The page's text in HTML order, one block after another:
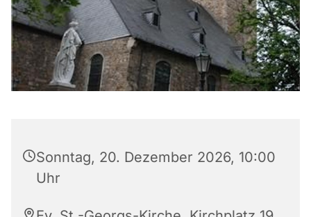
Sonntag, 20. Dezember 2026, 10:00
Uhr